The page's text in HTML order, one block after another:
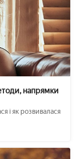
напрямки
і як розвивалася